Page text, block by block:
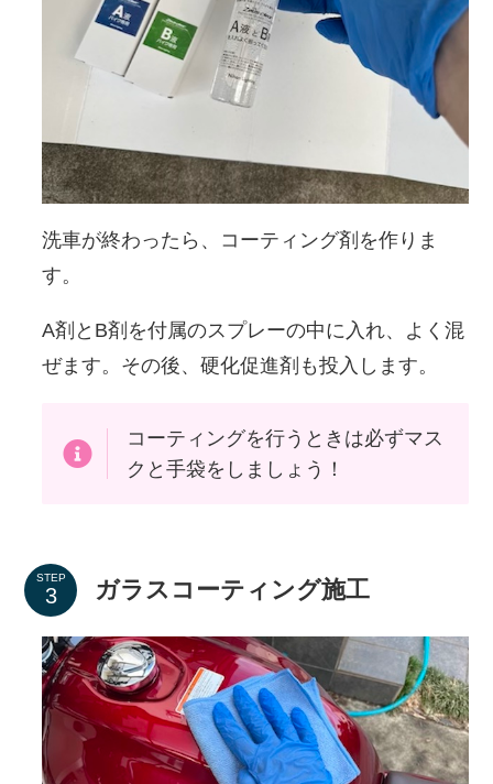
洗車が終わったら、コーティング剤を作りま
す。
A剤とB剤を付属のスプレーの中に入れ、よく混
ぜます。その後、硬化促進剤も投入します。
コーティングを行うときは必ずマス
クと手袋をしましょう！
STEP ガラスコーティング施工